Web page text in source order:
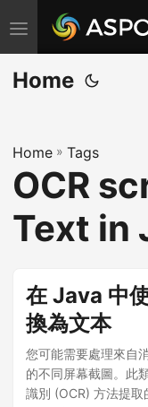
切
换
导
Home
Home » Tags
OCR
Text in
在 Java 中
換為文本
您可能需要處理來自
的不同屏幕截圖。此
識別 (OCR) 方法提